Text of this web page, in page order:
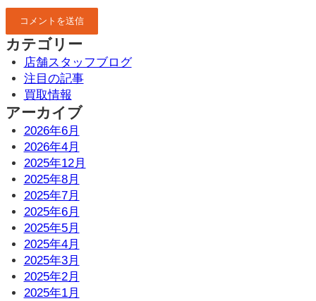
カテゴリー
店舗スタッフブログ
注目の記事
買取情報
アーカイブ
2026年6月
2026年4月
2025年12月
2025年8月
2025年7月
2025年6月
2025年5月
2025年4月
2025年3月
2025年2月
2025年1月